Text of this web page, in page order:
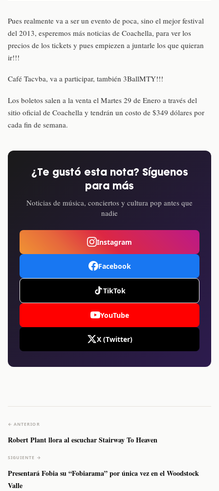
Pues realmente va a ser un evento de poca, sino el mejor festival
del 2013, esperemos más noticias de Coachella, para ver los
precios de los tickets y pues empiezen a juntarle los que quieran
ir!!!
Café Tacvba, va a participar, también 3BallMTY!!!
Los boletos salen a la venta el Martes 29 de Enero a través del
sitio oficial de Coachella y tendrán un costo de $349 dólares por
cada fin de semana.
¿Te gustó esta nota? Síguenos
para más
Noticias de música, conciertos y cultura pop antes que
nadie
Instagram
Facebook
TikTok
YouTube
X (Twitter)
← ANTERIOR
Robert Plant llora al escuchar Stairway To Heaven
SIGUIENTE →
Presentará Fobia su “Fobiarama” por única vez en el Woodstock
Valle